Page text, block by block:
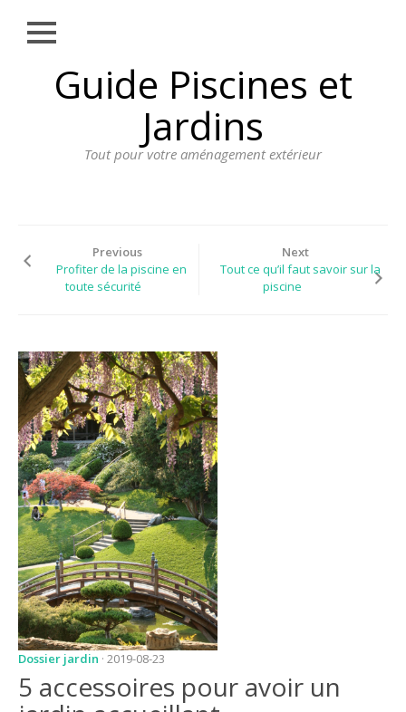
Guide Piscines et
Jardins
Tout pour votre aménagement extérieur
Close
AMÉNAGEMENT
EXTÉRIEUR
PLANTATIONS
REVÊTEMENT
TERRASSE
DOSSIER
JARDIN
CONSEILS ET
ASTUCES
GUIDES
JARDIN
ENTRETIEN
PISCINE
ENTRETIEN
PARTENAIRES
LIGNE JARDIN
Previous
Profiter de la piscine en
toute sécurité
Next
Tout ce qu’il faut savoir sur la
piscine
Dossier jardin · 2019-08-23
5 accessoires pour avoir un